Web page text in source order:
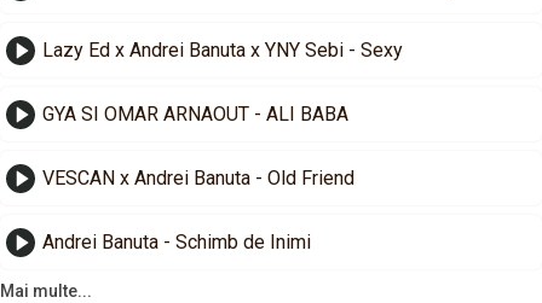
Lazy Ed x Andrei Banuta x YNY Sebi - Sexy
GYA SI OMAR ARNAOUT - ALI BABA
VESCAN x Andrei Banuta - Old Friend
Andrei Banuta - Schimb de Inimi
Mai multe...